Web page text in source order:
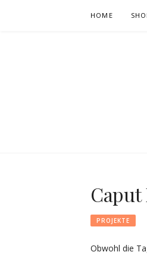
HOME
PROJEKTE
Obwohl die